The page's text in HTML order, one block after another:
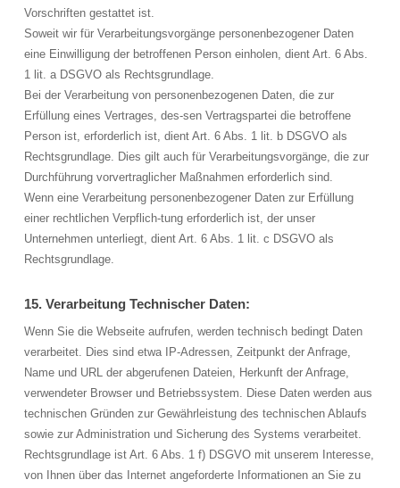
Vorschriften gestattet ist.
Soweit wir für Verarbeitungsvorgänge personenbezogener Daten
eine Einwilligung der betroffenen Person einholen, dient Art. 6 Abs.
1 lit. a DSGVO als Rechtsgrundlage.
Bei der Verarbeitung von personenbezogenen Daten, die zur
Erfüllung eines Vertrages, des-sen Vertragspartei die betroffene
Person ist, erforderlich ist, dient Art. 6 Abs. 1 lit. b DSGVO als
Rechtsgrundlage. Dies gilt auch für Verarbeitungsvorgänge, die zur
Durchführung vorvertraglicher Maßnahmen erforderlich sind.
Wenn eine Verarbeitung personenbezogener Daten zur Erfüllung
einer rechtlichen Verpflich-tung erforderlich ist, der unser
Unternehmen unterliegt, dient Art. 6 Abs. 1 lit. c DSGVO als
Rechtsgrundlage.
15. Verarbeitung Technischer Daten:
Wenn Sie die Webseite aufrufen, werden technisch bedingt Daten
verarbeitet. Dies sind etwa IP-Adressen, Zeitpunkt der Anfrage,
Name und URL der abgerufenen Dateien, Herkunft der Anfrage,
verwendeter Browser und Betriebssystem. Diese Daten werden aus
technischen Gründen zur Gewährleistung des technischen Ablaufs
sowie zur Administration und Sicherung des Systems verarbeitet.
Rechtsgrundlage ist Art. 6 Abs. 1 f) DSGVO mit unserem Interesse,
von Ihnen über das Internet angeforderte Informationen an Sie zu